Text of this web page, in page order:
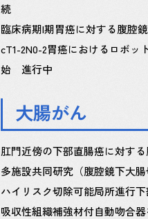
続
臨床病期I期胃癌に対する腹腔
cT1-2N0-2胃癌におけるロボッ
始 進行中
大腸がん
肛門近傍の下部直腸癌に対す
多施設共同研究（腹腔鏡下大腸
ハイリスク切除可能局所進行
吸収性組織補強材付自動吻合